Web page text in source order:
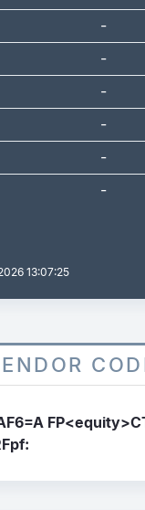
-
-
-
-
-
-
13:07:25